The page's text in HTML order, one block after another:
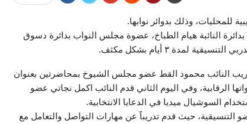
للمحليات، وذلك بدوائر نوابها.
النائبة هيام الطباخ، عضوة مجلس النواب بدائرة دسوق
لمدة ٣ أيام بشكل مكثف.
النائب محمود القط عضو مجلس الشيوخ بمحاضرتين بعنوان
الرقابية، وفي اليوم الثاني قدم النائب اكمل نجاتي عضو
السوشيال ميديا في الدعايا الانتخابية.
التنسيقية، حيث قدم تدريباََ عن مهارات التواصل والتعامل مع